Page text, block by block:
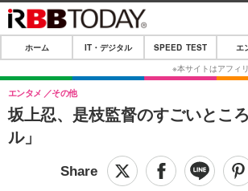
ホーム
IT・デジタル
IT・デジタルTOP ス
ショッピング
SPEED TEST
ホーム IT・デジタル SPEED TEST エ
坂上忍、是枝監督のすごいとこ
ル」
エンタメ その他